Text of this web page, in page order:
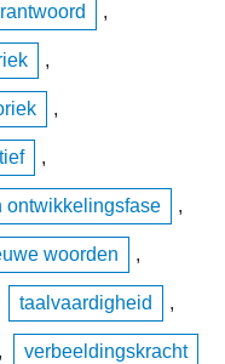
,
,
,
,
ontwikkelingsfase ,
woorden ,
taalvaardigheid ,
, verbeeldingskracht